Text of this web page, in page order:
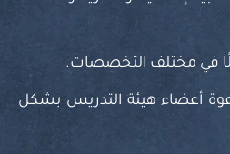
في مختلف التخصصات.
أعضاء هيئة التدريس بشكل